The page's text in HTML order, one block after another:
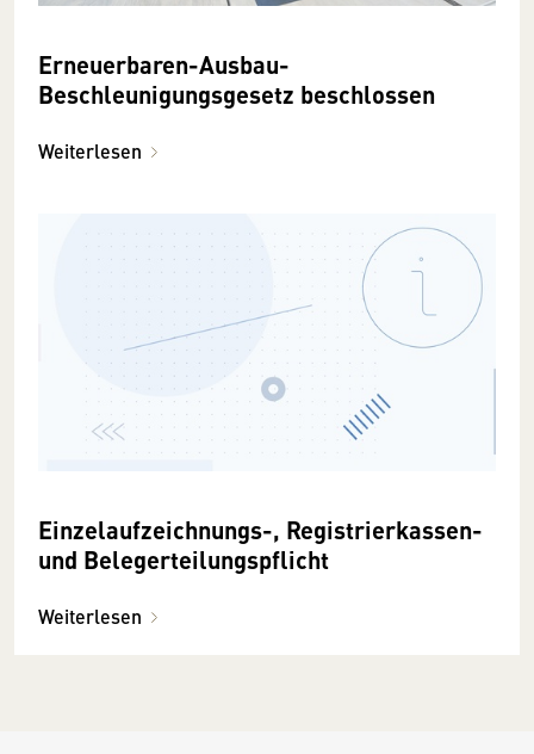
Erneuerbaren-Ausbau-
Beschleunigungsgesetz beschlossen
Weiterlesen
Einzelaufzeichnungs-, Registrierkassen-
und Belegerteilungspflicht
Weiterlesen